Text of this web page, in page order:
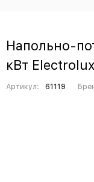
Напольно-
кВт
Артикул: 61119